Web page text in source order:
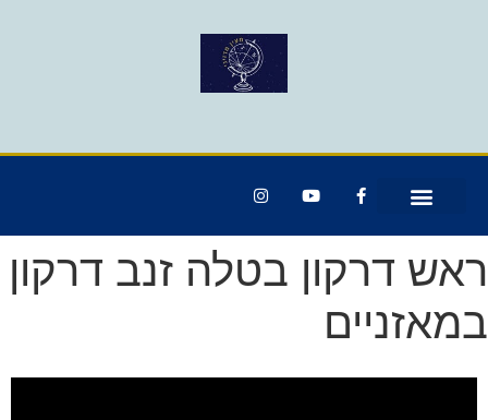
ראש דרקון בטלה זנב דרקון
במאזניים